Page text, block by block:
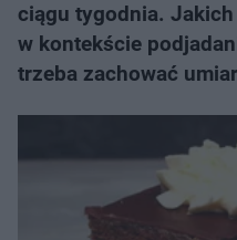
ciągu tygodnia.
w kontekście
trzeba zachować